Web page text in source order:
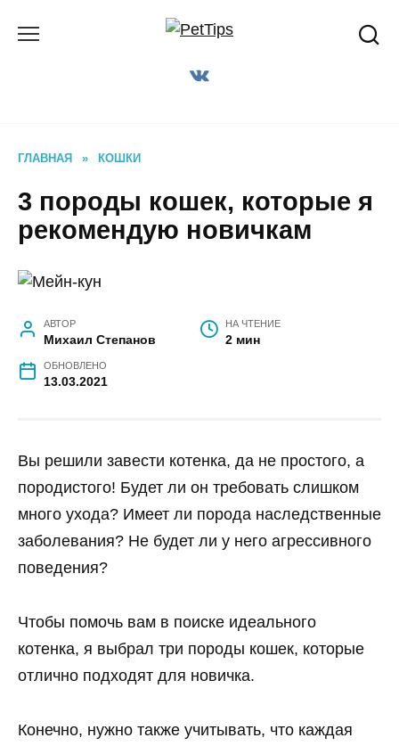
ГЛАВНАЯ » КОШКИ
3 породы кошек, которые я
рекомендую новичкам
АВТОР
Михаил Степанов
НА ЧТЕНИЕ
2 мин
ОБНОВЛЕНО
13.03.2021
Вы решили завести котенка, да не простого, а
породистого! Будет ли он требовать слишком
много ухода? Имеет ли порода наследственные
заболевания? Не будет ли у него агрессивного
поведения?
Чтобы помочь вам в поиске идеального
котенка, я выбрал три породы кошек, которые
отлично подходят для новичка.
Конечно, нужно также учитывать, что каждая